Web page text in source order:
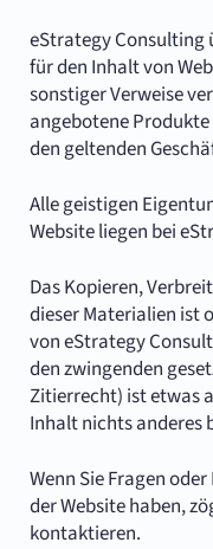
eStrategy
für den Inhalt von
sonstiger Verweise
angebotene
den geltenden
Alle geistigen
Website liegen bei
Das Kopieren,
dieser Materialien ist
von eStrategy
den zwingenden
Zitierrecht) ist etwas
Inhalt nichts anderes
Wenn Sie Fragen
der Website haben,
kontaktieren.